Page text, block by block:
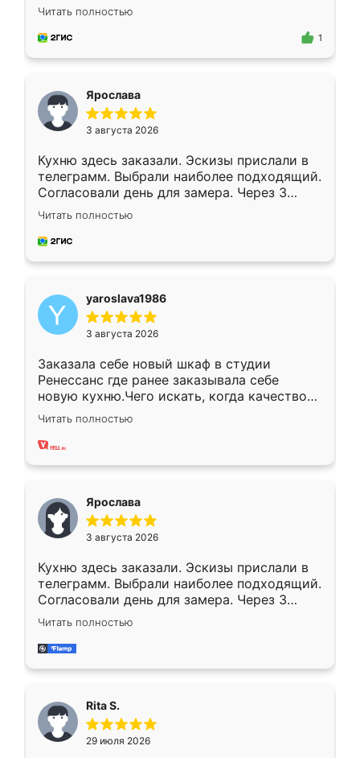
короткие сроки изготовления. Приехавший
для замера сотрудник Владислав
предложил по моему эскизу самый
Читать полностью
1
Ярослава
3 августа 2026
Кухню здесь заказали. Эскизы прислали в
телеграмм. Выбрали наиболее подходящий.
Согласовали день для замера. Через 3
недели кухня была уже готова. Остались
довольны работой. Спасибо Ренессанс
мебель за качественную работу!
Читать полностью
yaroslava1986
3 августа 2026
Заказала себе новый шкаф в студии
Ренессанс где ранее заказывала себе
новую кухню.Чего искать, когда качеством
вполне довольна. Служит кухня уже почти
два года, нареканий нет.
Читать полностью
Ярослава
3 августа 2026
Кухню здесь заказали. Эскизы прислали в
телеграмм. Выбрали наиболее подходящий.
Согласовали день для замера. Через 3
недели кухня была уже готова. Остались
довольны работой. Спасибо Ренессанс
мебель за качественную работу!
Читать полностью
Rita S.
29 июля 2026